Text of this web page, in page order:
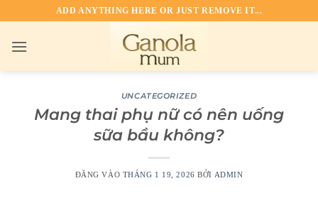
nội
ADD ANYTHING HERE OR JUST REMOVE IT...
UNCATEGORIZED
Mang thai phụ nữ có nên uống
sữa bầu không?
ĐĂNG VÀO THÁNG 1 19, 2026 BỞI ADMIN